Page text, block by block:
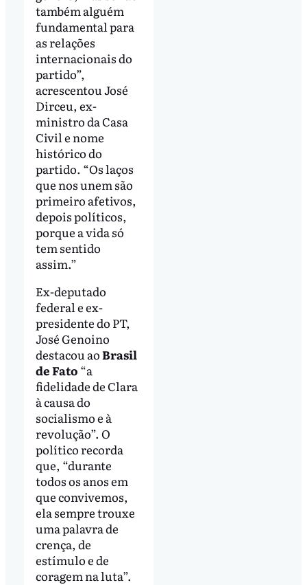
também alguém
fundamental para
as relações
internacionais do
partido”,
acrescentou José
Dirceu, ex-
ministro da Casa
Civil e nome
histórico do
partido. “Os laços
que nos unem são
primeiro afetivos,
depois políticos,
porque a vida só
tem sentido
assim.”
Ex-deputado
federal e ex-
presidente do PT,
José Genoino
destacou aoBrasil
de Fato “a
fidelidade de Clara
à causa do
socialismo e à
revolução”. O
político recorda
que, “durante
todos os anos em
que convivemos,
ela sempre trouxe
uma palavra de
crença, de
estímulo e de
coragem na luta”.